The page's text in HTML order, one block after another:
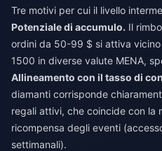
Tre motivi per cui il livello
Potenziale di accumulo. Il
ordini da 50-99 $ si attiva
1500 in diverse valute MENA,
Allineamento con il tasso di
diamanti corrisponde
regali attivi, che coincide con la
ricompensa degli eventi
settimanali).